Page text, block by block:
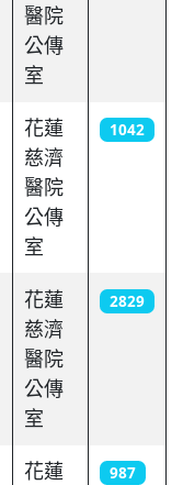
醫院
公傳
室
花蓮
慈濟
醫院
公傳
室
1042
花蓮
慈濟
醫院
公傳
室
2829
花蓮
987